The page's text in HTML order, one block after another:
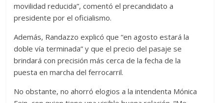
movilidad reducida”, comentó el precandidato a
presidente por el oficialismo.
Además, Randazzo explicó que “en agosto estará la
doble vía terminada” y que el precio del pasaje se
brindará con precisión más cerca de la fecha de la
puesta en marcha del ferrocarril.
No obstante, no ahorró elogios a la intendenta Mónica